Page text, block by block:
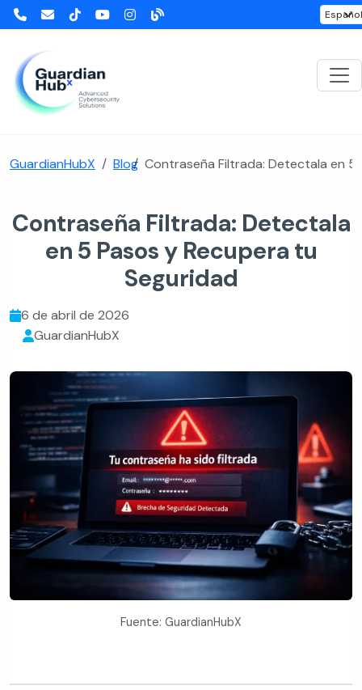
GuardianHubX Blog Contraseña Filtrada: Detectala en 5
Contraseña Filtrada: Detectala
en 5 Pasos y Recupera tu
Seguridad
6 de abril de 2026
GuardianHubX
Fuente: GuardianHubX